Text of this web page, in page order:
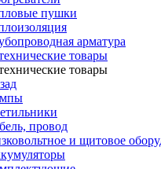
пушки
арматура
товары
товары
провод
и щитовое